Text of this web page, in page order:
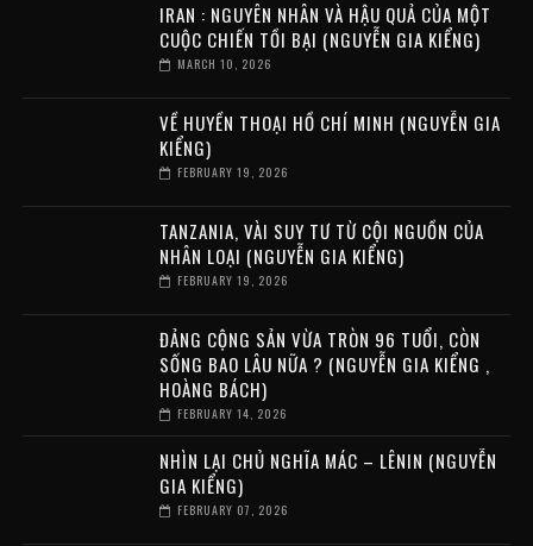
IRAN : NGUYÊN NHÂN VÀ HẬU QUẢ CỦA MỘT
CUỘC CHIẾN TỒI BẠI (NGUYỄN GIA KIỂNG)
MARCH 10, 2026
VỀ HUYỀN THOẠI HỒ CHÍ MINH (NGUYỄN GIA
KIỂNG)
FEBRUARY 19, 2026
TANZANIA, VÀI SUY TƯ TỪ CỘI NGUỒN CỦA
NHÂN LOẠI (NGUYỄN GIA KIỂNG)
FEBRUARY 19, 2026
ĐẢNG CỘNG SẢN VỪA TRÒN 96 TUỔI, CÒN
SỐNG BAO LÂU NỮA ? (NGUYỄN GIA KIỂNG ,
HOÀNG BÁCH)
FEBRUARY 14, 2026
NHÌN LẠI CHỦ NGHĨA MÁC – LÊNIN (NGUYỄN
GIA KIỂNG)
FEBRUARY 07, 2026